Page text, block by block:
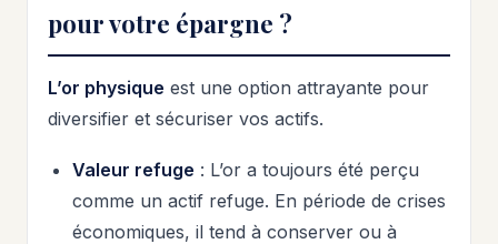
pour votre épargne ?
L’or physique est une option attrayante pour
diversifier et sécuriser vos actifs.
Valeur refuge : L’or a toujours été perçu
comme un actif refuge. En période de crises
économiques, il tend à conserver ou à